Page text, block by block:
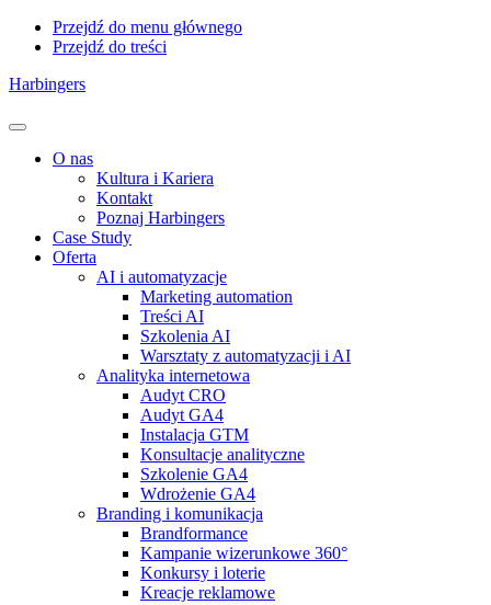
Przejdź do menu głównego
Przejdź do treści
Harbingers
Menu
O nas
Kultura i Kariera
Kontakt
Poznaj Harbingers
Case Study
Oferta
AI i automatyzacje
Marketing automation
Treści AI
Szkolenia AI
Warsztaty z automatyzacji i AI
Analityka internetowa
Audyt CRO
Audyt GA4
Instalacja GTM
Konsultacje analityczne
Szkolenie GA4
Wdrożenie GA4
Branding i komunikacja
Brandformance
Kampanie wizerunkowe 360°
Konkursy i loterie
Kreacje reklamowe